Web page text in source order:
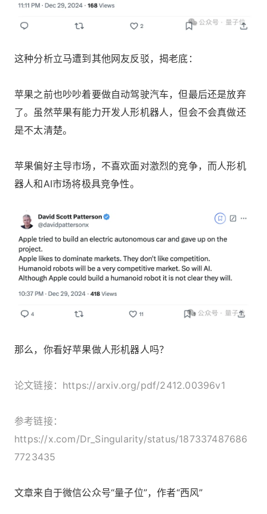
这种分析立马遭到其他网友反驳，揭老底：
苹果之前也吵吵着要做自动驾驶汽车，但最后还是放弃
了。虽然苹果有能力开发人形机器人，但会不会真做还
是不太清楚。
苹果偏好主导市场，不喜欢面对激烈的竞争，而人形机
器人和AI市场将极具竞争性。
那么，你看好苹果做人形机器人吗？
论文链接：https://arxiv.org/pdf/2412.00396v1
参考链接：
https://x.com/Dr_Singularity/status/187337487686
7723435
文章来自于微信公众号“量子位”，作者“西风”